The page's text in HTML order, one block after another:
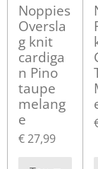
Noppies
Oversla
g knit
cardiga
n Pino
taupe
melang
e
€ 27,99